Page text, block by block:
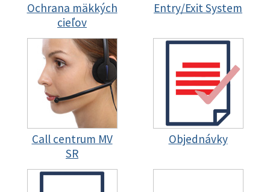
Ochrana mäkkých
cieľov
Entry/Exit System
Call centrum MV
SR
Objednávky